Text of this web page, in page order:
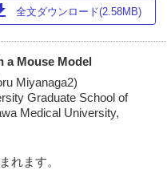
全文ダウンロード(2.58MB)
a Mouse Model
Miyanaga2)
Graduate School of
Medical University,
れます。